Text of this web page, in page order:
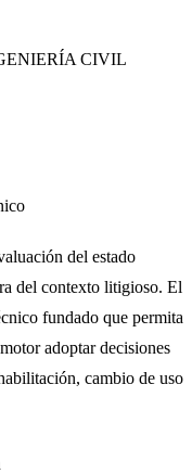
CIVIL
del estado
del contexto litigioso. El
fundado que permita
adoptar decisiones
cambio de uso